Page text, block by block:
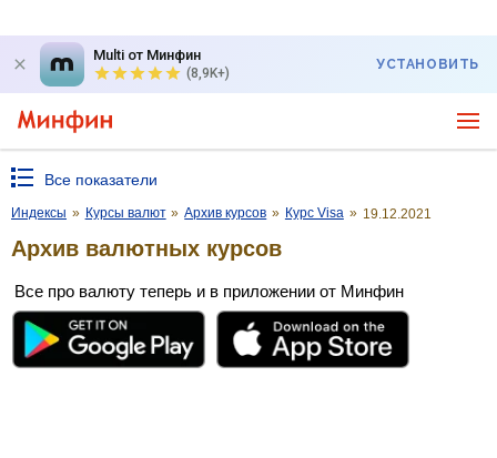
Multi от Минфин
(8,9K+)
УСТАНОВИТЬ
Все показатели
Индексы » Курсы валют » Архив курсов » Курс Visa » 19.12.2021
Архив валютных курсов
Все про валюту теперь и в приложении от Минфин